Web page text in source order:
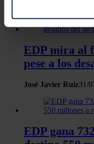
Recopilar
puede tener una
Identificar su
Obtenga más
personales y
momento en la
Las cookies de este
contenido y los
analizar el tráfico.
EDP mira al
pese a los
José Javier Ruiz31/
EDP gana